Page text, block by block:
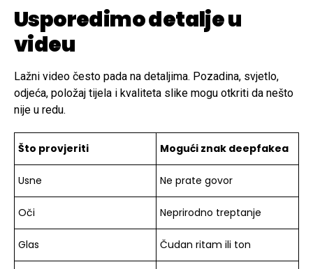
Usporedimo detalje u
videu
Lažni video često pada na detaljima. Pozadina, svjetlo,
odjeća, položaj tijela i kvaliteta slike mogu otkriti da nešto
nije u redu.
Što provjeriti Mogući znak deepfakea
Usne Ne prate govor
Oči Neprirodno treptanje
Glas Čudan ritam ili ton